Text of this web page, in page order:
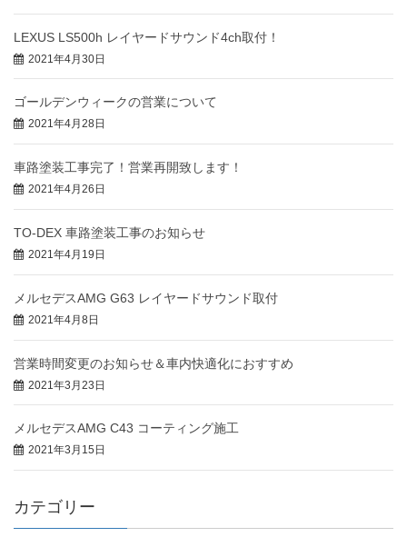
LEXUS LS500h レイヤードサウンド4ch取付！
2021年4月30日
ゴールデンウィークの営業について
2021年4月28日
車路塗装工事完了！営業再開致します！
2021年4月26日
TO-DEX 車路塗装工事のお知らせ
2021年4月19日
メルセデスAMG G63 レイヤードサウンド取付
2021年4月8日
営業時間変更のお知らせ＆車内快適化におすすめ
2021年3月23日
メルセデスAMG C43 コーティング施工
2021年3月15日
カテゴリー